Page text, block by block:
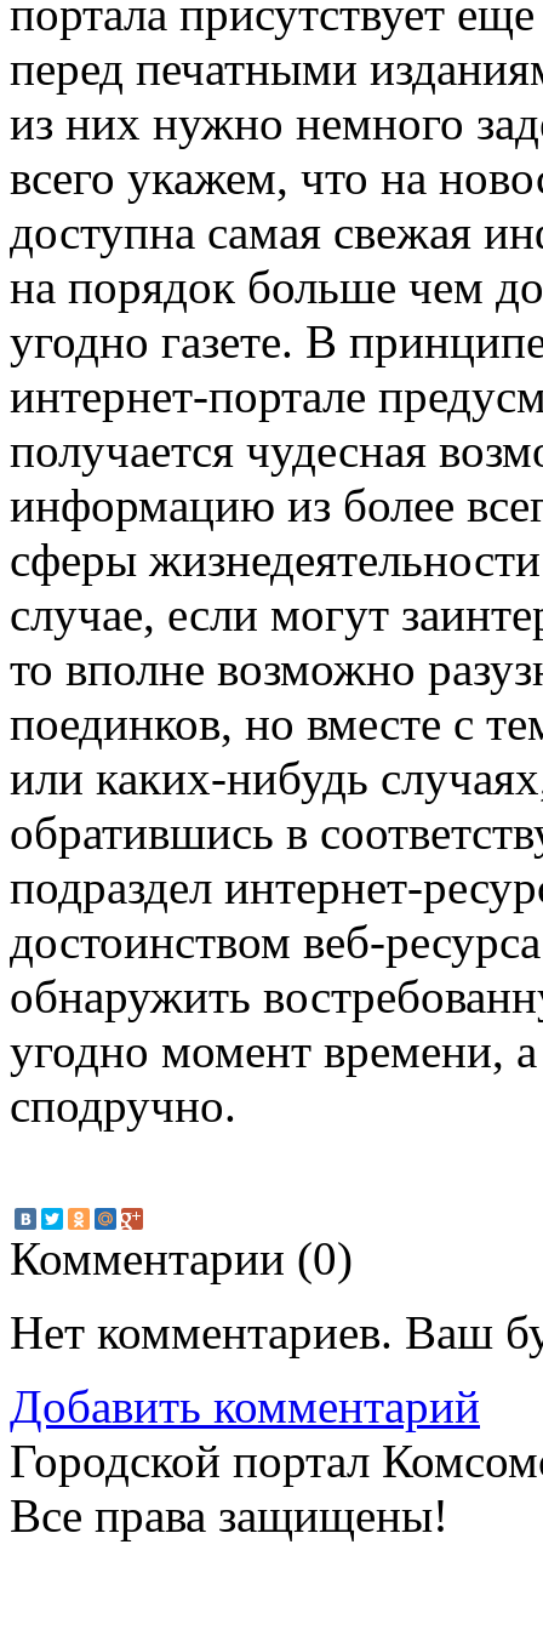
портала присутствует
перед печатными
из них нужно немного
всего укажем, что на
доступна самая свежая
на порядок больше чем
угодно газете. В
интернет-портале
получается чудесная
информацию из более
сферы
случае, если могут
то вполне возможно
поединков, но вместе с
или каких-нибудь
обратившись в
подраздел интернет-
достоинством веб-
обнаружить
угодно момент времени,
сподручно.
Комментарии (0)
Нет комментариев. Ваш
Добавить комментарий
Городской портал
Все права защищены!